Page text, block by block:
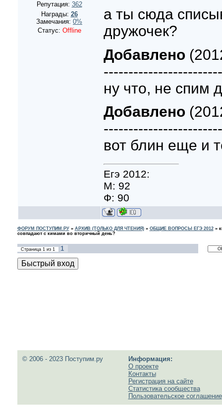
Репутация: 362
Награды: 26
Замечания: 0%
Статус: Offline
а ты сюда
дружочек?
Добавлено
ну что, не спим
Добавлено
вот блин еще и
Егэ 2012:
М: 92
Ф: 90
ФОРУМ ПОСТУПИМ.РУ» АРХИВ (ТОЛЬКО ДЛЯ ЧТЕНИЯ)» ОБЩИЕ ВОПРОСЫ ЕГЭ 2012»
совпадают с кимами во вторичный день?
Страница 1из 1 1
© 2006 - 2023 Поступим.ру
Информация:
О проекте
Контакты
Регистрация на сайте
Статистика сообщества
Пользовательское соглашение